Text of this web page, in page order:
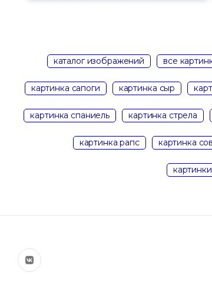
каталог изображений все
картинка сапоги картинка сыр
картинка спаниель картинка стрела
картинка рапс картинка